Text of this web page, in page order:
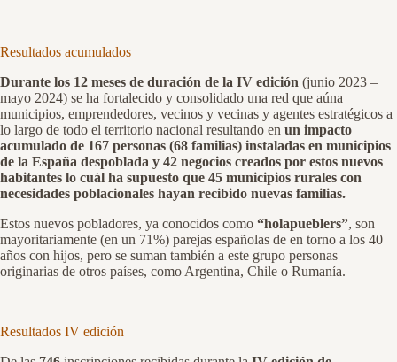
Resultados acumulados
Durante los 12 meses de duración de la IV edición (junio 2023 –
mayo 2024) se ha fortalecido y consolidado una red que aúna
municipios, emprendedores, vecinos y vecinas y agentes estratégicos a
lo largo de todo el territorio nacional resultando en un impacto
acumulado de 167 personas (68 familias) instaladas en municipios
de la España despoblada y 42 negocios creados por estos nuevos
habitantes lo cuál ha supuesto que 45 municipios rurales con
necesidades poblacionales hayan recibido nuevas familias.
Estos nuevos pobladores, ya conocidos como “holapueblers”, son
mayoritariamente (en un 71%) parejas españolas de en torno a los 40
años con hijos, pero se suman también a este grupo personas
originarias de otros países, como Argentina, Chile o Rumanía.
Resultados IV edición